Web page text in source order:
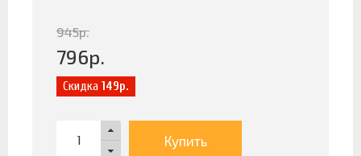
945р.
796р.
Скидка 149р.
Купить